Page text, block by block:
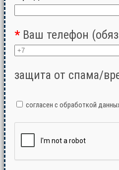
* Ваш телефон
защита от спама/
согласен с обработкой